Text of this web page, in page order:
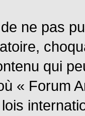
ne pas
qui
« Forum